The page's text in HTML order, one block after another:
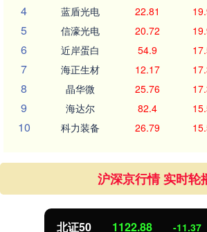
4 蓝盾光电 22.81
5 信濠光电 20.72
6 近岸蛋白 54.9
7 海正生材 12.17
8 晶华微 25.76
9 海达尔 82.4
10 科力装备 26.79
沪深京行情 实时轮
北证50 1122.88 -11.37